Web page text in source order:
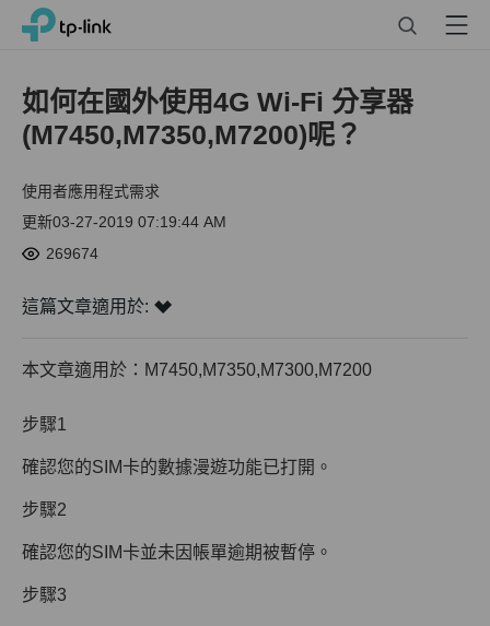
Click
navigation
TP-Link, Reliably Smart Menu
如何在國外使用4G Wi-Fi 分享器
(M7450,M7350,M7200)呢？
使用者應用程式需求
更新03-27-2019 07:19:44 AM
269674
這篇文章適用於:
本文章適用於：M7450,M7350,M7300,M7200
步驟1
確認您的SIM卡的數據漫遊功能已打開。
步驟2
確認您的SIM卡並未因帳單逾期被暫停。
步驟3